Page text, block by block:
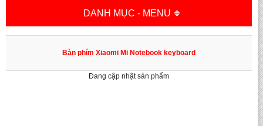
DANH MỤC - MENU
Bàn phím Xiaomi Mi Notebook keyboard
Đang cập nhật sản phẩm